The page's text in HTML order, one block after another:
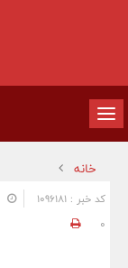
تغییر
وضعیت
ناوبری
خانه
کد خبر : 1096181
0